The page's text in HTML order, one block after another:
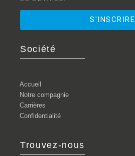
S'INSCRIRE
Société
Accueil
Notre compagnie
Carrières
Confidentialité
Trouvez-nous